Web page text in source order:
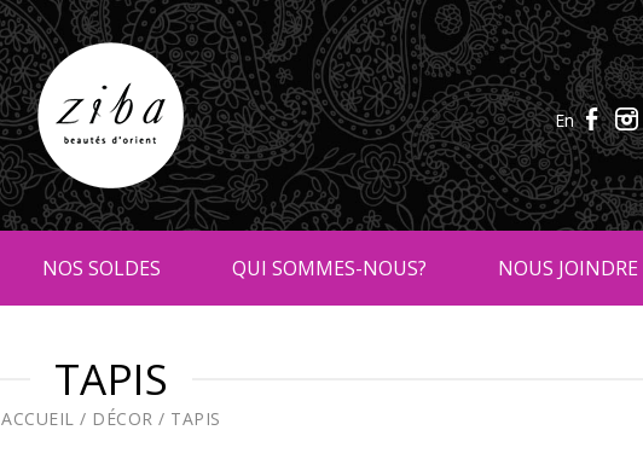
En
NOS SOLDES QUI SOMMES-NOUS? NOUS JOINDRE
TAPIS
ACCUEIL / DÉCOR / TAPIS